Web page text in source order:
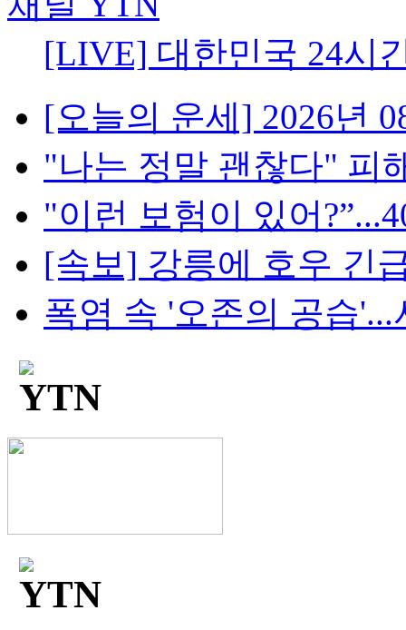
[LIVE] 대한민국 24시
[오늘의 운세] 2026년
"나는 정말 괜찮다" 피
"이런 보험이 있어
[속보] 강릉에 호우 긴
폭염 속 '오존의 공습'...